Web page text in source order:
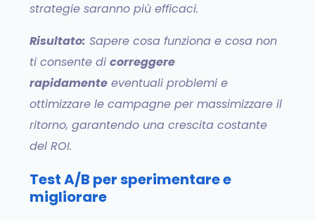
strategie saranno più efficaci.
Risultato: Sapere cosa funziona e cosa non
ti consente dicorreggere
rapidamente eventuali problemi e
ottimizzare le campagne per massimizzare il
ritorno, garantendo una crescita costante
del ROI.
Test A/B per sperimentare e
migliorare